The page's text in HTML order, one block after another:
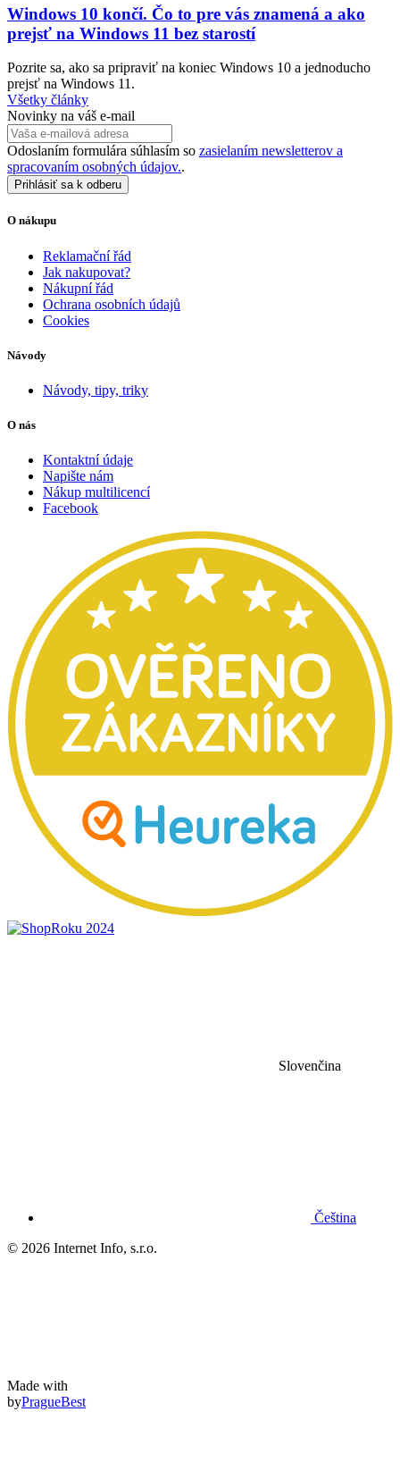
Windows 10 končí. Čo to pre vás znamená a ako
prejsť na Windows 11 bez starostí
Pozrite sa, ako sa pripraviť na koniec Windows 10 a jednoducho
prejsť na Windows 11.
Všetky články
Novinky na váš e-mail
Odoslaním formulára súhlasím so zasielaním newsletterov a
spracovaním osobných údajov..
Prihlásiť sa k odberu
O nákupu
Reklamační řád
Jak nakupovat?
Nákupní řád
Ochrana osobních údajů
Cookies
Návody
Návody, tipy, triky
O nás
Kontaktní údaje
Napište nám
Nákup multilicencí
Facebook
Slovenčina
Čeština
© 2026 Internet Info, s.r.o.
Made with
byPragueBest